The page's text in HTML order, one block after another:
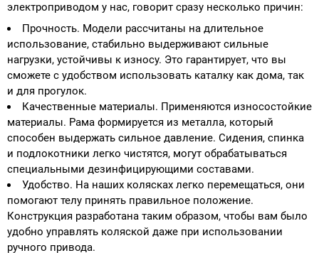
электроприводом у нас, говорит сразу несколько причин:
Прочность. Модели рассчитаны на длительное
использование, стабильно выдерживают сильные
нагрузки, устойчивы к износу. Это гарантирует, что вы
сможете с удобством использовать каталку как дома, так
и для прогулок.
Качественные материалы. Применяются износостойкие
материалы. Рама формируется из металла, который
способен выдержать сильное давление. Сидения, спинка
и подлокотники легко чистятся, могут обрабатываться
специальными дезинфицирующими составами.
Удобство. На наших колясках легко перемещаться, они
помогают телу принять правильное положение.
Конструкция разработана таким образом, чтобы вам было
удобно управлять коляской даже при использовании
ручного привода.